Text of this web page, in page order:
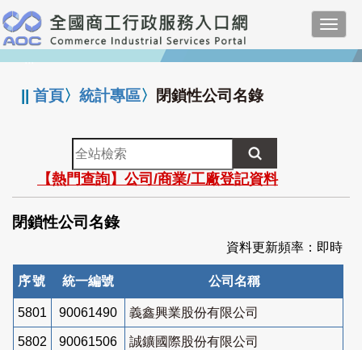
跳
到
主
要
:::
||首頁〉統計專區〉 閉鎖性公司名錄
全
站
檢
索
【熱門查詢】公司/商業/工廠登記資料
閉鎖性公司名錄
資料更新頻率：即時
序號 統一編號 公司名稱
5801 90061490 義鑫興業股份有限公司
5802 90061506 誠鑛國際股份有限公司